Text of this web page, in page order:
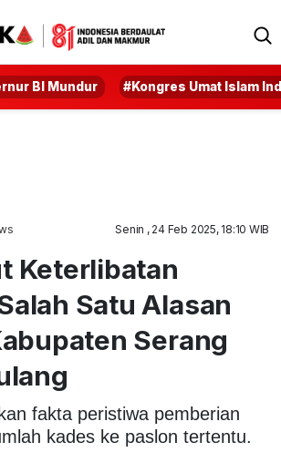
BI Mundur #Kongres Umat Islam
Senin , 24 Feb 2025, 18:10 WIB
Keterlibatan
Satu Alasan
Serang
fakta peristiwa pemberian
kades ke paslon tertentu.